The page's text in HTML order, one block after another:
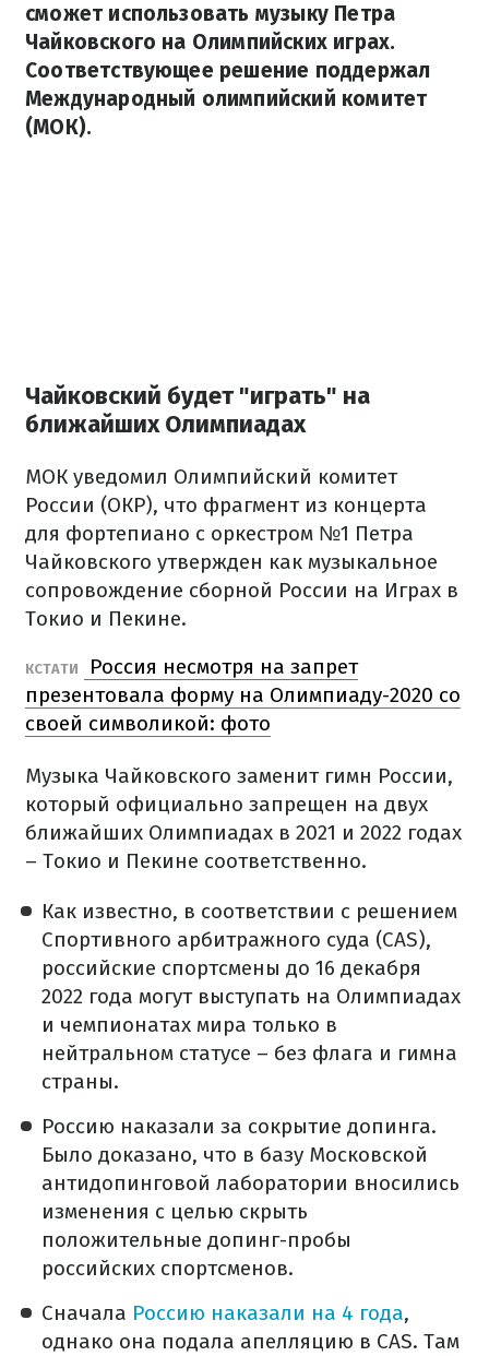
сможет использовать музыку Петра
Чайковского на Олимпийских играх.
Соответствующее решение поддержал
Международный олимпийский комитет
(МОК).
Чайковский будет "играть" на
ближайших Олимпиадах
МОК уведомил Олимпийский комитет
России (ОКР), что фрагмент из концерта
для фортепиано с оркестром №1 Петра
Чайковского утвержден как музыкальное
сопровождение сборной России на Играх в
Токио и Пекине.
КСТАТИ
Россия несмотря на запрет
презентовала форму на Олимпиаду-2020 со
своей символикой: фото
Музыка Чайковского заменит гимн России,
который официально запрещен на двух
ближайших Олимпиадах в 2021 и 2022 годах
– Токио и Пекине соответственно.
Как известно, в соответствии с решением
Спортивного арбитражного суда (CAS),
российские спортсмены до 16 декабря
2022 года могут выступать на Олимпиадах
и чемпионатах мира только в
нейтральном статусе – без флага и гимна
страны.
Россию наказали за сокрытие допинга.
Было доказано, что в базу Московской
антидопинговой лаборатории вносились
изменения с целью скрыть
положительные допинг-пробы
российских спортсменов.
Сначала Россию наказали на 4 года,
однако она подала апелляцию в CAS. Там